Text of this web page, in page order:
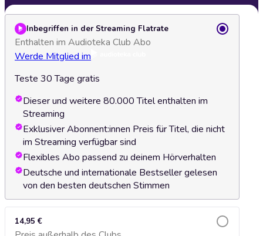
Inbegriffen in der Streaming Flatrate
Enthalten im Audioteka Club Abo
Werde Mitglied im
Teste 30 Tage gratis
Dieser und weitere 80.000 Titel enthalten im
Streaming
Exklusiver Abonnent:innen Preis für Titel, die nicht
im Streaming verfügbar sind
Flexibles Abo passend zu deinem Hörverhalten
Deutsche und internationale Bestseller gelesen
von den besten deutschen Stimmen
14,95 €